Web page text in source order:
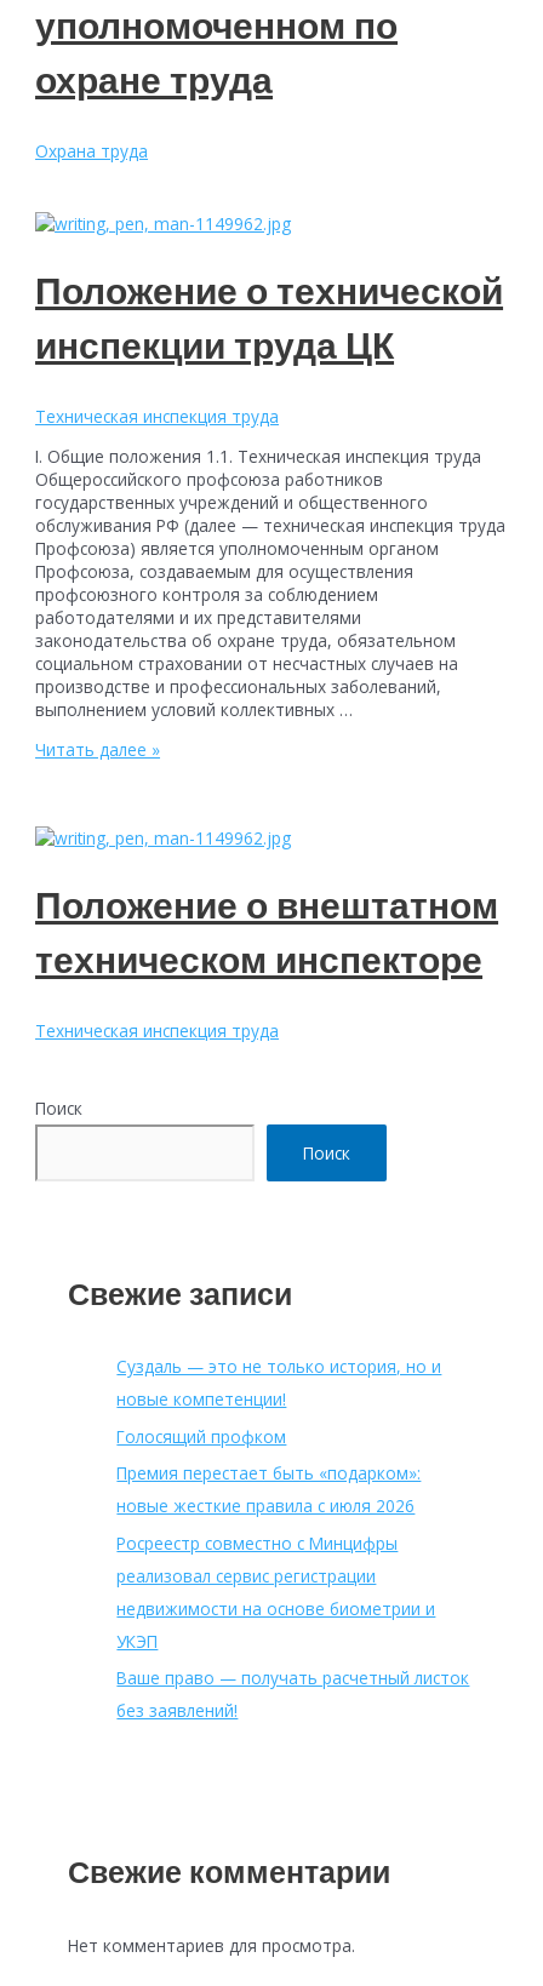
уполномоченном по
охране труда
Охрана труда
Положение о технической
инспекции труда ЦК
Техническая инспекция труда
I. Общие положения 1.1. Техническая инспекция труда
Общероссийского профсоюза работников
государственных учреждений и общественного
обслуживания РФ (далее — техническая инспекция труда
Профсоюза) является уполномоченным органом
Профсоюза, создаваемым для осуществления
профсоюзного контроля за соблюдением
работодателями и их представителями
законодательства об охране труда, обязательном
социальном страховании от несчастных случаев на
производстве и профессиональных заболеваний,
выполнением условий коллективных …
Положение
труда
Читать далее »
Положение о внештатном
техническом инспекторе
Техническая инспекция труда
Поиск
Поиск
Свежие записи
Суздаль — это не только история, но и
новые компетенции!
Голосящий профком
Премия перестает быть «подарком»:
новые жесткие правила с июля 2026
Росреестр совместно с Минцифры
реализовал сервис регистрации
недвижимости на основе биометрии и
УКЭП
Ваше право — получать расчетный листок
без заявлений!
Свежие комментарии
Нет комментариев для просмотра.